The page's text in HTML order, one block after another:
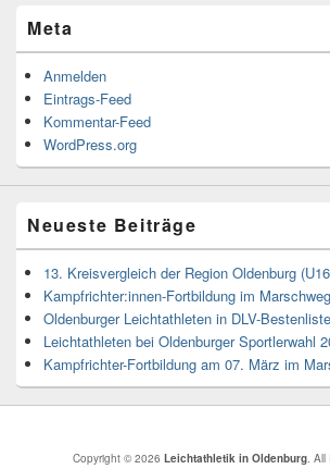
Meta
Anmelden
Eintrags-Feed
Kommentar-Feed
WordPress.org
Neueste Beiträge
13. Kreisvergleich der Region Oldenburg
Kampfrichter:innen-Fortbildung im
Oldenburger Leichtathleten in DLV-
Leichtathleten bei Oldenburger Sportlerwahl
Kampfrichter-Fortbildung am 07. März im
Copyright © 2026 Leichtathletik in Oldenburg. All